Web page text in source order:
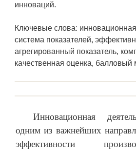
инноваций.
Ключевые слова: инновационная
система показателей,
агрегированный показатель,
качественная оценка, балловый
Инновационная
одним из важнейших
эффективности